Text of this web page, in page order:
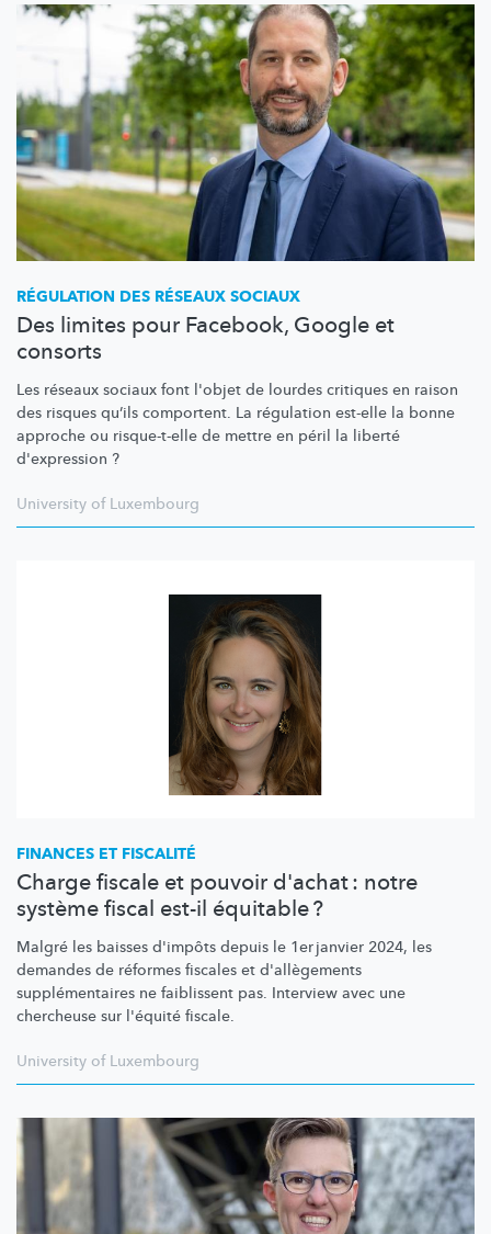
RÉGULATION DES RÉSEAUX SOCIAUX
Des limites pour Facebook, Google et
consorts
Les réseaux sociaux font l'objet de lourdes critiques en raison
des risques qu’ils comportent. La régulation est-elle la bonne
approche ou risque-t-elle de mettre en péril la liberté
d'expression ?
University of Luxembourg
FINANCES ET FISCALITÉ
Charge fiscale et pouvoir d'achat : notre
système fiscal est-il équitable ?
Malgré les baisses d'impôts depuis le 1er janvier 2024, les
demandes de réformes fiscales et d'allègements
supplémentaires ne faiblissent pas. Interview avec une
chercheuse sur l'équité fiscale.
University of Luxembourg